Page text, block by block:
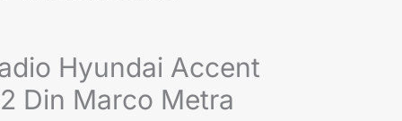
Hyundai Accent
Din Marco Metra
actual
es: